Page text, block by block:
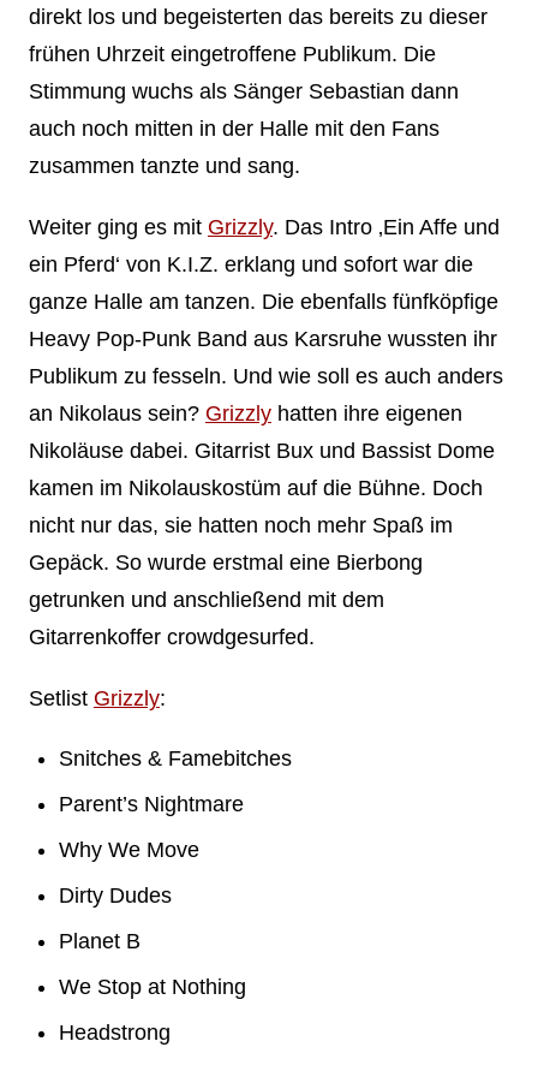
direkt los und begeisterten das bereits zu dieser
frühen Uhrzeit eingetroffene Publikum. Die
Stimmung wuchs als Sänger Sebastian dann
auch noch mitten in der Halle mit den Fans
zusammen tanzte und sang.
Weiter ging es mit Grizzly. Das Intro ‚Ein Affe und
ein Pferd‘ von K.I.Z. erklang und sofort war die
ganze Halle am tanzen. Die ebenfalls fünfköpfige
Heavy Pop-Punk Band aus Karsruhe wussten ihr
Publikum zu fesseln. Und wie soll es auch anders
an Nikolaus sein? Grizzlyhatten ihre eigenen
Nikoläuse dabei. Gitarrist Bux und Bassist Dome
kamen im Nikolauskostüm auf die Bühne. Doch
nicht nur das, sie hatten noch mehr Spaß im
Gepäck. So wurde erstmal eine Bierbong
getrunken und anschließend mit dem
Gitarrenkoffer crowdgesurfed.
Setlist Grizzly:
Snitches & Famebitches
Parent’s Nightmare
Why We Move
Dirty Dudes
Planet B
We Stop at Nothing
Headstrong